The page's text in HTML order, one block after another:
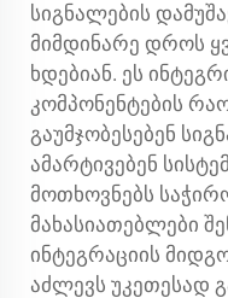
სიგნალების
მიმდინარე დროს
ხდებიან. ეს
კომპონენტების
გაუმჯობესებენ
ამარტივებენ
მოთხოვნებს
მახასიათებლები
ინტეგრაციის
აძლევს უკეთესად